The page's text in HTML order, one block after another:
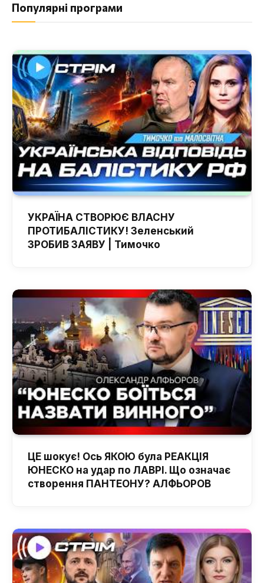
Популярні програми
УКРАЇНА СТВОРЮЄ ВЛАСНУ
ПРОТИБАЛІСТИКУ! Зеленський
ЗРОБИВ ЗАЯВУ | Тимочко
ЦЕ шокує! Ось ЯКОЮ була РЕАКЦІЯ
ЮНЕСКО на удар по ЛАВРІ. Що означає
створення ПАНТЕОНУ? АЛФЬОРОВ